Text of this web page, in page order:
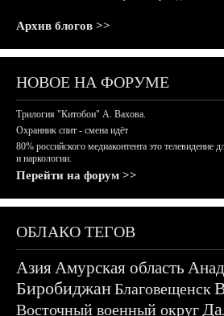
Архив блогов >>
НОВОЕ НА ФОРУМЕ
Трилогия "Китобои" А. Вахова.
Охранник спит - смена идёт
80% российского медиаконтента это телевидение
и наркологии.
Перейти на форум >>
ОБЛАКО ТЕГОВ
АзияАмурская область
БиробиджанБлаговещенск
Восточный военный округ